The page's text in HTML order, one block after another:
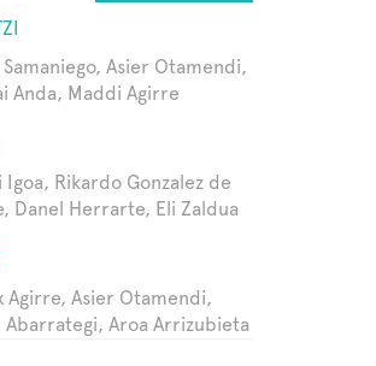
Asier Otamendi,
Anda, Maddi Agirre
Rikardo Gonzalez de
Danel Herrarte, Eli Zaldua
Agirre, Asier Otamendi,
Abarrategi, Aroa Arrizubieta